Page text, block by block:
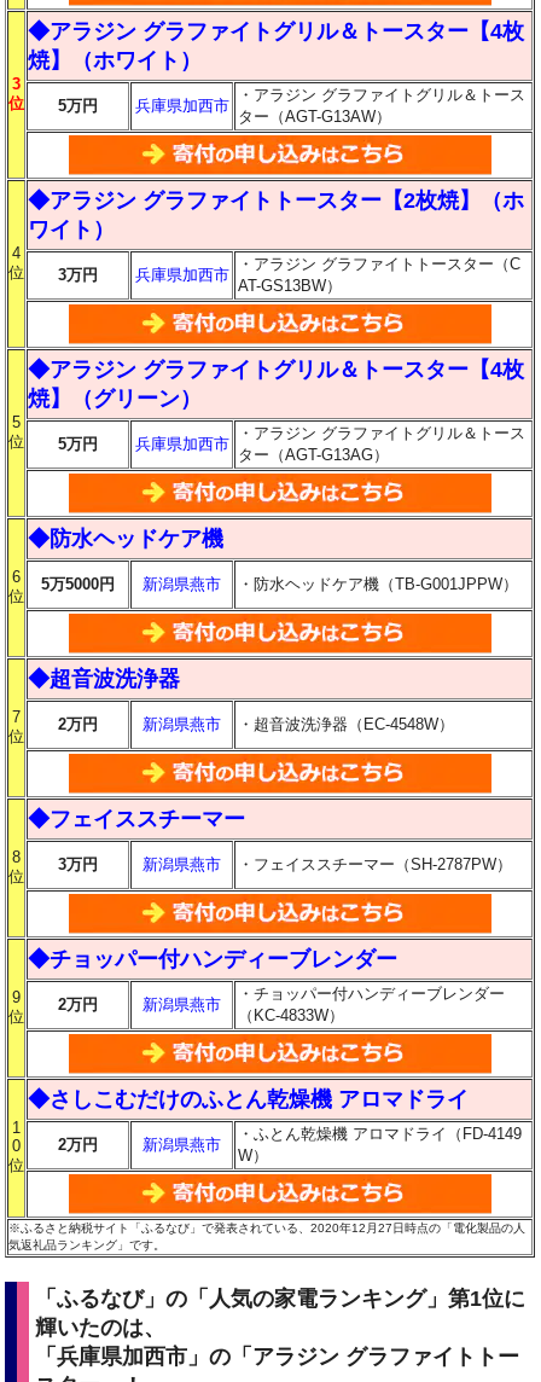
3
位
◆アラジン グラファイトグリル＆トースター【4枚
焼】（ホワイト）
5万円 兵庫県加西市
・アラジン グラファイトグリル＆トース
ター（AGT-G13AW）
4
位
◆アラジン グラファイトトースター【2枚焼】（ホ
ワイト）
3万円 兵庫県加西市
・アラジン グラファイトトースター（C
AT-GS13BW）
5
位
◆アラジン グラファイトグリル＆トースター【4枚
焼】（グリーン）
5万円 兵庫県加西市
・アラジン グラファイトグリル＆トース
ター（AGT-G13AG）
6
位
◆防水ヘッドケア機
5万5000円 新潟県燕市 ・防水ヘッドケア機（TB-G001JPPW）
7
位
◆超音波洗浄器
2万円 新潟県燕市 ・超音波洗浄器（EC-4548W）
8
位
◆フェイススチーマー
3万円 新潟県燕市 ・フェイススチーマー（SH-2787PW）
9
位
◆チョッパー付ハンディーブレンダー
2万円 新潟県燕市
・チョッパー付ハンディーブレンダー
（KC-4833W）
1
0
位
◆さしこむだけのふとん乾燥機 アロマドライ
2万円 新潟県燕市
・ふとん乾燥機 アロマドライ（FD-4149
W）
※ふるさと納税サイト「ふるなび」で発表されている、2020年12月27日時点の「電化製品の人
気返礼品ランキング」です。
「ふるなび」の「人気の家電ランキング」第1位に
輝いたのは、
「兵庫県加西市」の「アラジン グラファイトトー